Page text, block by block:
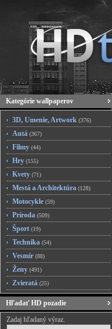
Kategórie wallpaperov
3D, Umenie, Artwork (376)
Autá (367)
Filmy (44)
Hry (155)
Kvety (71)
Mestá a Architektúra (128)
Motocykle (59)
Príroda (509)
Šport (19)
Technika (54)
Vesmír (88)
Ženy (491)
Zvieratá (25)
Hľadať HD pozadie
Zadaj hľadaný výraz.